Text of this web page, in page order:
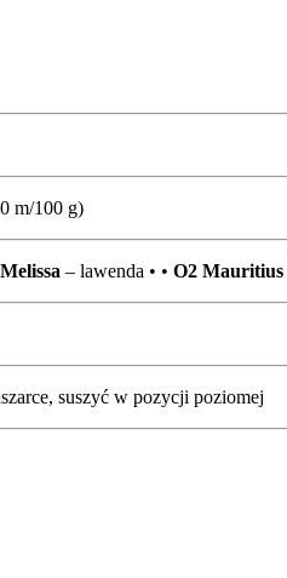
m/100 g)
Melissa – lawenda • • O2 Mauritius
suszyć w pozycji poziomej